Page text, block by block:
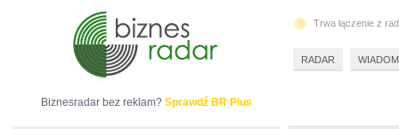
Biznesradar bez reklam? Sprawdź BR Plus
Trwa łączenie z
RADAR